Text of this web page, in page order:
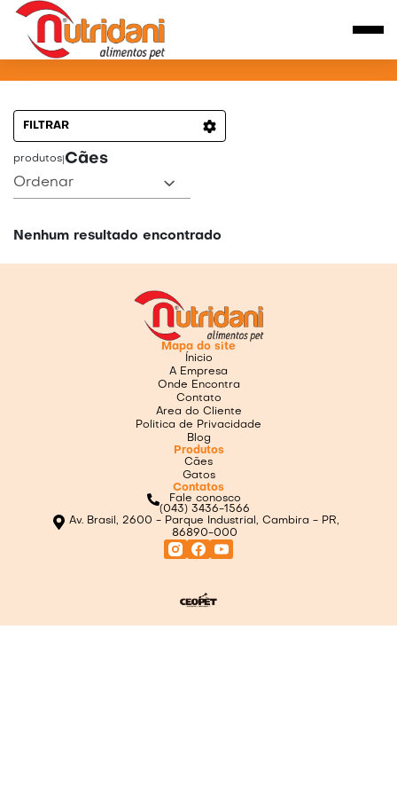
PRODUTOS PARA CÃES
FILTRAR
produtos Cães
Ordenar
Nenhum resultado encontrado
Mapa do site
Ínicio
A Empresa
Onde Encontra
Contato
Area do Cliente
Politica de Privacidade
Blog
Produtos
Cães
Gatos
Contatos
Fale conosco
(043) 3436-1566
Av. Brasil, 2600 - Parque Industrial, Cambira - PR,
86890-000